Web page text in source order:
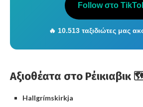
Follow στο
🔥 10.513 ταξιδιώτες μας
Αξιοθέατα στο Ρέικιαβικ
Hallgrímskirkja